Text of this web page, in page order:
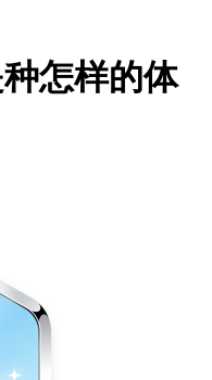
怎样的体